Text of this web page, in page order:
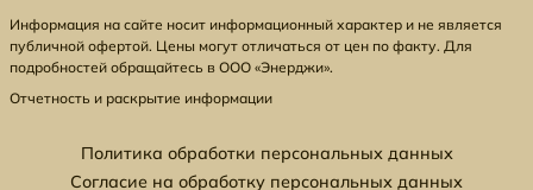
Информация на сайте носит информационный характер и не является
публичной офертой. Цены могут отличаться от цен по факту. Для
подробностей обращайтесь в ООО «Энерджи».
Отчетность и раскрытие информации
Политика обработки персональных данных
Согласие на обработку персональных данных